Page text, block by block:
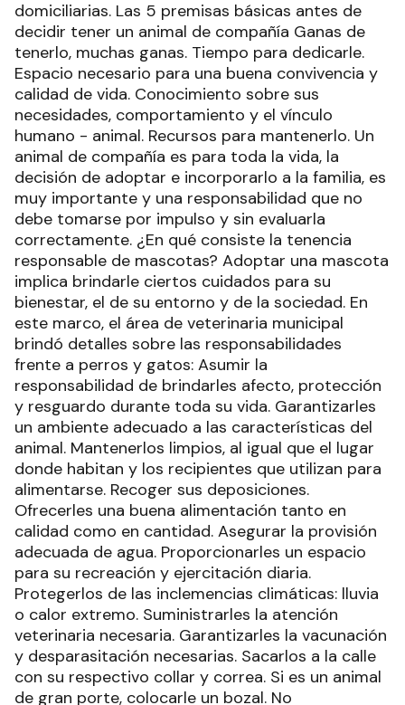
domiciliarias. Las 5 premisas básicas antes de
decidir tener un animal de compañía Ganas de
tenerlo, muchas ganas. Tiempo para dedicarle.
Espacio necesario para una buena convivencia y
calidad de vida. Conocimiento sobre sus
necesidades, comportamiento y el vínculo
humano - animal. Recursos para mantenerlo. Un
animal de compañía es para toda la vida, la
decisión de adoptar e incorporarlo a la familia, es
muy importante y una responsabilidad que no
debe tomarse por impulso y sin evaluarla
correctamente. ¿En qué consiste la tenencia
responsable de mascotas? Adoptar una mascota
implica brindarle ciertos cuidados para su
bienestar, el de su entorno y de la sociedad. En
este marco, el área de veterinaria municipal
brindó detalles sobre las responsabilidades
frente a perros y gatos: Asumir la
responsabilidad de brindarles afecto, protección
y resguardo durante toda su vida. Garantizarles
un ambiente adecuado a las características del
animal. Mantenerlos limpios, al igual que el lugar
donde habitan y los recipientes que utilizan para
alimentarse. Recoger sus deposiciones.
Ofrecerles una buena alimentación tanto en
calidad como en cantidad. Asegurar la provisión
adecuada de agua. Proporcionarles un espacio
para su recreación y ejercitación diaria.
Protegerlos de las inclemencias climáticas: lluvia
o calor extremo. Suministrarles la atención
veterinaria necesaria. Garantizarles la vacunación
y desparasitación necesarias. Sacarlos a la calle
con su respectivo collar y correa. Si es un animal
de gran porte, colocarle un bozal. No